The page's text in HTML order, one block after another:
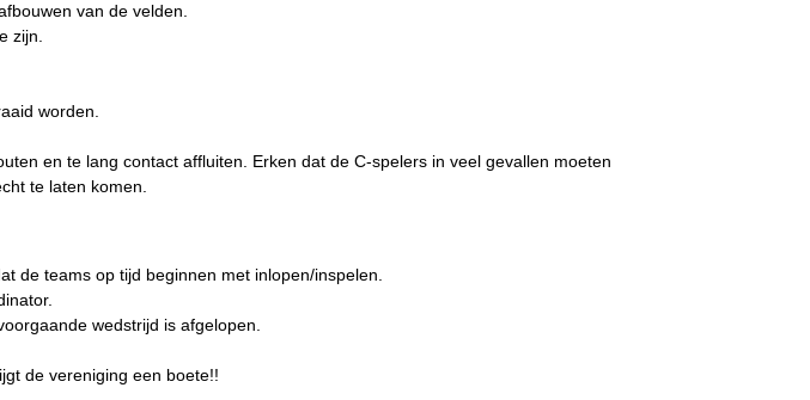
van de velden.
zijn.
worden.
en te lang contact affluiten. Erken dat de C-spelers in veel gevallen moeten
te laten komen.
de teams op tijd beginnen met inlopen/inspelen.
wedstrijd is afgelopen.
de vereniging een boete!!